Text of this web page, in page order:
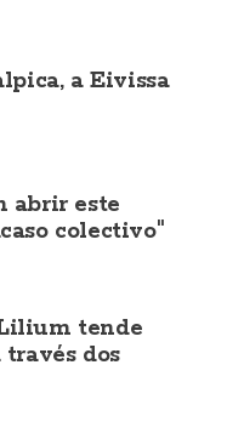
a Eivissa
abrir este
colectivo"
tende
dos